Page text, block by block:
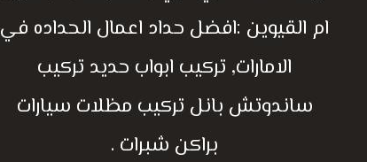
ام القيوين :افضل حداد اعمال الحداده في
الامارات, تركيب ابواب حديد تركيب
ساندوتش بانل تركيب مظلات سيارات
براكن شبرات .